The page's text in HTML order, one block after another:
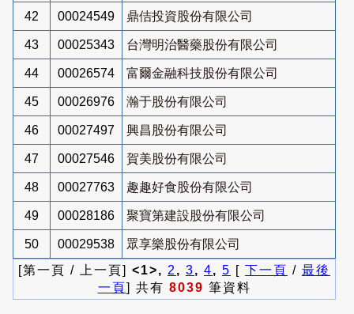
42 00024549 鼎佶投資股份有限公司
43 00025343 台灣明治醫藥股份有限公司
44 00026574 富爾金融科技股份有限公司
45 00026976 瀚于股份有限公司
46 00027497 興昌股份有限公司
47 00027546 賀美股份有限公司
48 00027763 趣趣好食股份有限公司
49 00028186 聚寶第建設股份有限公司
50 00029538
眾享樂股份有限公司
[第一頁 / 上一頁] <1>, 2 , 3, 4, 5 [ 下一頁 / 最後
一頁] 共有 8039 筆資料